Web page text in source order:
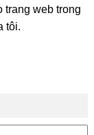
trang web trong
tôi.